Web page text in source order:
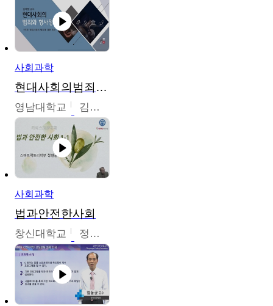
사회과학
현대사회의범죄와형사정책
영남대학교 김혜정
사회과학
법과안전한사회
창신대학교 정연균